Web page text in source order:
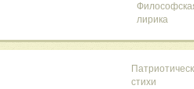
лирика
стихи